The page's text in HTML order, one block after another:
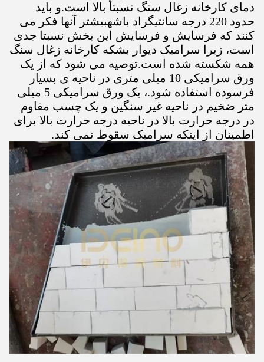
دمای کارخانه زغال سنگ نسبتاً بالا است.و باید
حدود 220 درجه سانتیگراد باشهبیشتر آنها فکر می
کنند که فرسایش و فرسایش این بخش نسبتا جدی
است، زیرا سرامیک دیوار بشکه کارخانه زغال سنگ
همه شکسته شده است.توصیه می شود که از یک
ورق سرامیکی 10 میلی متری در ناحیه ی بسیار
فرسوده استفاده شود.، یک ورق سرامیکی 5 میلی
متر ضخیم در ناحیه غیر سنگین و یک چسب مقاوم
در درجه حرارت بالا در ناحیه درجه حرارت بالا برای
اطمینان از اینکه سرامیک سقوط نمی کند.